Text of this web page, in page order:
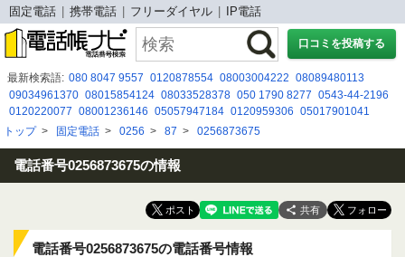
固定電話 携帯電話 フリーダイヤル IP電話
口コミを投稿する
最新検索語: 080 8047 9557 0120878554 08003004222 08089480113
09034961370 08015854124 08033528378 050 1790 8277 0543-44-2196
0120220077 08001236146 05057947184 0120959306 05017901041
080-2576-8532 08003007857 05052920497 08080884852
080-1585-1374 08092867619 0120844657 08008080918 0366358728
0120-773-989
トップ> 固定電話 > 0256 > 87 > 0256873675
電話番号0256873675の情報
共有
電話番号0256873675の電話番号情報